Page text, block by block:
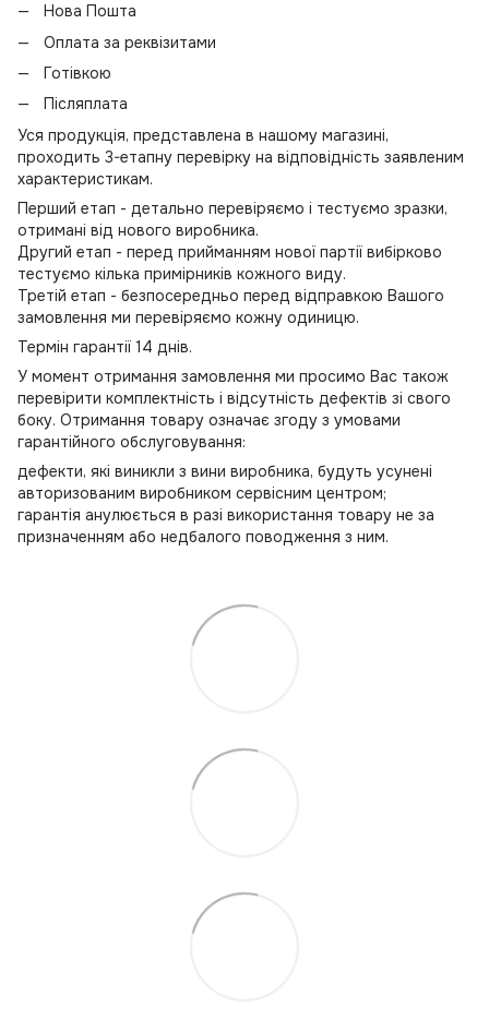
Нова Пошта
Оплата за реквізитами
Готівкою
Післяплата
Уся продукція, представлена в нашому магазині,
проходить 3-етапну перевірку на відповідність заявленим
характеристикам.
Перший етап - детально перевіряємо і тестуємо зразки,
отримані від нового виробника.
Другий етап - перед прийманням нової партії вибірково
тестуємо кілька примірників кожного виду.
Третій етап - безпосередньо перед відправкою Вашого
замовлення ми перевіряємо кожну одиницю.
Термін гарантії 14 днів.
У момент отримання замовлення ми просимо Вас також
перевірити комплектність і відсутність дефектів зі свого
боку. Отримання товару означає згоду з умовами
гарантійного обслуговування:
дефекти, які виникли з вини виробника, будуть усунені
авторизованим виробником сервісним центром;
гарантія анулюється в разі використання товару не за
призначенням або недбалого поводження з ним.